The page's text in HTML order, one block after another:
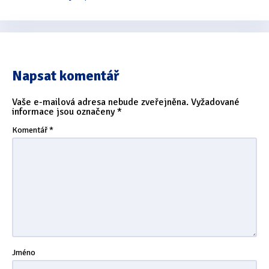
Napsat komentář
Vaše e-mailová adresa nebude zveřejněna. Vyžadované
informace jsou označeny*
Komentář*
Jméno